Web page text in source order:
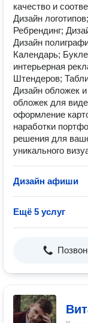
качество и
Дизайн
Ребрендинг;
Дизайн
Календарь;
интерьерная
Штендеров;
Дизайн обложек
обложек для
оформление
наработки
решения для
уникального
Дизайн афиши
Ещё 5 услуг